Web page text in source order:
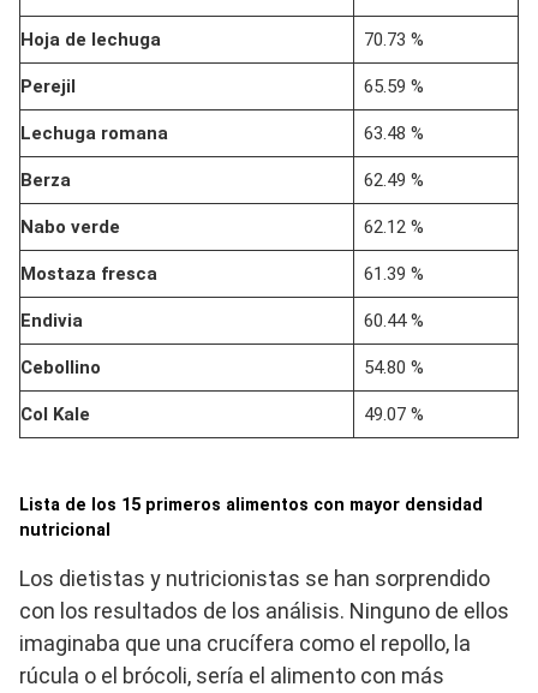
Hoja de lechuga 70.73 %
Perejil 65.59 %
Lechuga romana 63.48 %
Berza 62.49 %
Nabo verde 62.12 %
Mostaza fresca 61.39 %
Endivia 60.44 %
Cebollino 54.80 %
Col Kale 49.07 %
Lista de los 15 primeros alimentos con mayor densidad
nutricional
Los dietistas y nutricionistas se han sorprendido
con los resultados de los análisis. Ninguno de ellos
imaginaba que una crucífera como el repollo, la
rúcula o el brócoli, sería el alimento con más